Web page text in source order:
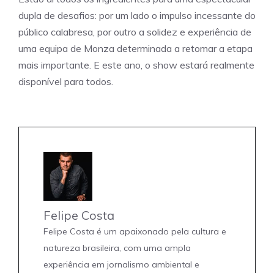
dupla de desafios: por um lado o impulso incessante do
público calabresa, por outro a solidez e experiência de
uma equipa de Monza determinada a retomar a etapa
mais importante. E este ano, o show estará realmente
disponível para todos.
Felipe Costa
Felipe Costa é um apaixonado pela cultura e
natureza brasileira, com uma ampla
experiência em jornalismo ambiental e